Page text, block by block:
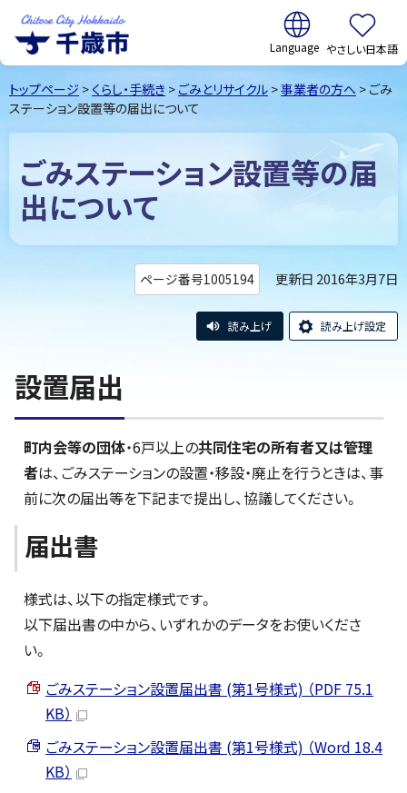
千歳市Chitose
City Hokkaido
翻訳:
やさしい日本語
トップページ > くらし・手続き > ごみとリサイクル >事業者の方へ > ごみ
ステーション設置等の届出について
ごみステーション設置等の届
出について
ページ番号1005194 更新日 2016年3月7日
読み上げ 読み上げ設定
設置届出
町内会等の団体・6戸以上の共同住宅の所有者又は管理
者は、ごみステーションの設置・移設・廃止を行うときは、事
前に次の届出等を下記まで提出し、協議してください。
届出書
様式は、以下の指定様式です。
以下届出書の中から、いずれかのデータをお使いくださ
い。
ごみステーション設置届出書 (第1号様式) （PDF 75.1
KB）
ごみステーション設置届出書 (第1号様式) （Word 18.4
KB）